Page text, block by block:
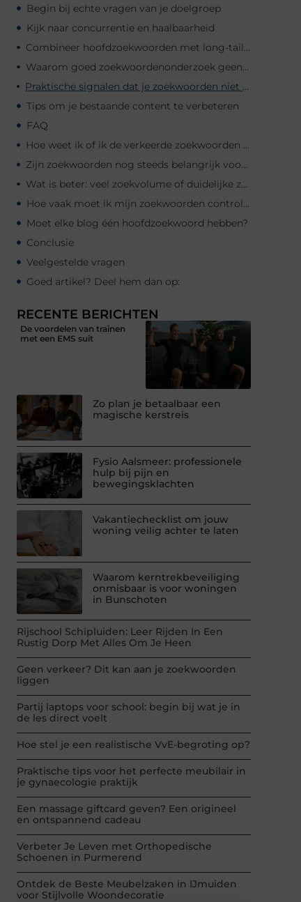
Begin bij echte vragen van je doelgroep
Kijk naar concurrentie en haalbaarheid
Combineer hoofdzoekwoorden met long-tail zoekwoorden
Waarom goed zoekwoordenonderzoek geen losse taak is
Praktische signalen dat je zoekwoorden niet goed gekozen zijn
Tips om je bestaande content te verbeteren
FAQ
Hoe weet ik of ik de verkeerde zoekwoorden gebruik?
Zijn zoekwoorden nog steeds belangrijk voor SEO?
Wat is beter: veel zoekvolume of duidelijke zoekintentie?
Hoe vaak moet ik mijn zoekwoorden controleren?
Moet elke blog één hoofdzoekwoord hebben?
Conclusie
Veelgestelde vragen
Goed artikel? Deel hem dan op:
RECENTE BERICHTEN
De voordelen van trainen
met een EMS suit
Zo plan je betaalbaar een
magische kerstreis
Fysio Aalsmeer: professionele
hulp bij pijn en
bewegingsklachten
Vakantiechecklist om jouw
woning veilig achter te laten
Waarom kerntrekbeveiliging
onmisbaar is voor woningen
in Bunschoten
Rijschool Schipluiden: Leer Rijden In Een
Rustig Dorp Met Alles Om Je Heen
Geen verkeer? Dit kan aan je zoekwoorden
liggen
Partij laptops voor school: begin bij wat je in
de les direct voelt
Hoe stel je een realistische VvE-begroting op?
Praktische tips voor het perfecte meubilair in
je gynaecologie praktijk
Een massage giftcard geven? Een origineel
en ontspannend cadeau
Verbeter Je Leven met Orthopedische
Schoenen in Purmerend
Ontdek de Beste Meubelzaken in IJmuiden
voor Stijlvolle Woondecoratie